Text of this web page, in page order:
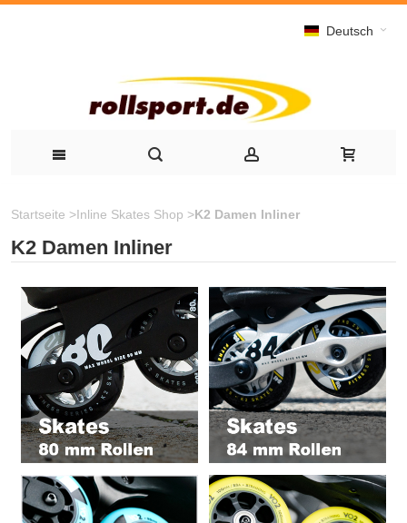
Deutsch
Startseite >Inline Skates Shop >K2 Damen Inliner
K2 Damen Inliner